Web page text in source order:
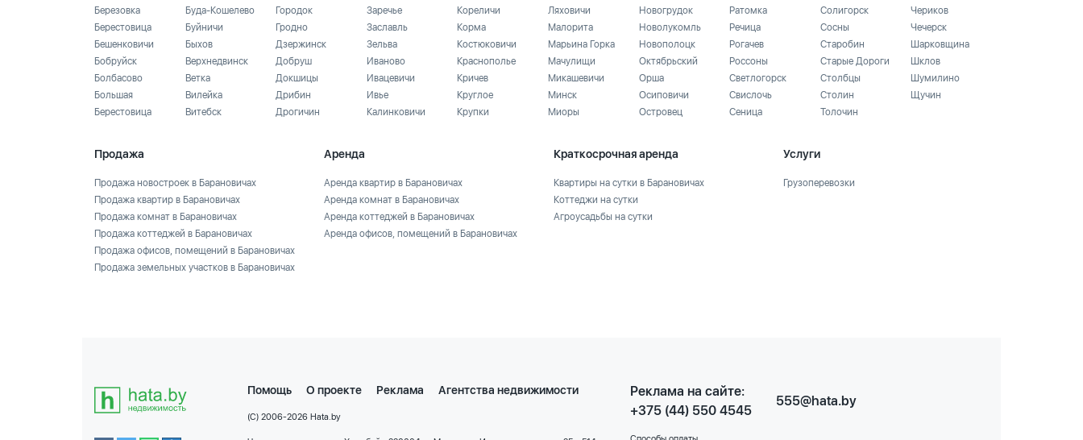
Березовка
Берестовица
Бешенковичи
Бобруйск
Болбасово
Большая
Берестовица
Буда-Кошелево
Буйничи
Быхов
Верхнедвинск
Ветка
Вилейка
Витебск
Городок
Гродно
Дзержинск
Добруш
Докшицы
Дрибин
Дрогичин
Заречье
Заславль
Зельва
Иваново
Ивацевичи
Ивье
Калинковичи
Кореличи
Корма
Костюковичи
Краснополье
Кричев
Круглое
Крупки
Ляховичи
Малорита
Марьина Горка
Мачулищи
Микашевичи
Минск
Миоры
Новогрудок
Новолукомль
Новополоцк
Октябрьский
Орша
Осиповичи
Островец
Ратомка
Речица
Рогачев
Россоны
Светлогорск
Свислочь
Сеница
Солигорск
Сосны
Старобин
Старые Дороги
Столбцы
Столин
Толочин
Чериков
Чечерск
Шарковщина
Шклов
Шумилино
Щучин
Продажа
Продажа новостроек в Барановичах
Продажа квартир в Барановичах
Продажа комнат в Барановичах
Продажа коттеджей в Барановичах
Продажа офисов, помещений в Барановичах
Продажа земельных участков в Барановичах
Аренда
Аренда квартир в Барановичах
Аренда комнат в Барановичах
Аренда коттеджей в Барановичах
Аренда офисов, помещений в Барановичах
Краткосрочная аренда
Квартиры на сутки в Барановичах
Коттеджи на сутки
Агроусадьбы на сутки
Услуги
Грузоперевозки
Помощь О проекте Реклама Агентства недвижимости
(C) 2006-2026 Hata.by
Реклама на сайте:
+375 (44) 550 4545
555@hata.by